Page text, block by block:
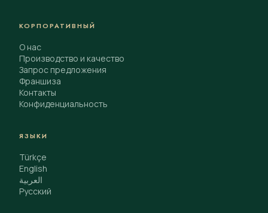
КОРПОРАТИВНЫЙ
О нас
Производство и качество
Запрос предложения
Франшиза
Контакты
Конфиденциальность
ЯЗЫКИ
Türkçe
English
العربية
Русский